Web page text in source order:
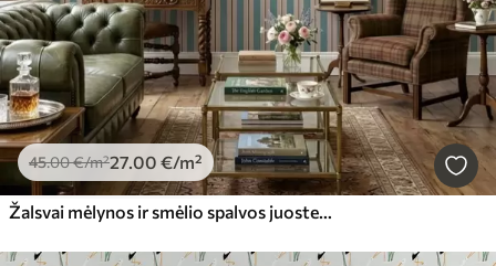
45.00€/m²27.00 €/m²
Žalsvai mėlynos ir smėlio spalvos juostelės su tamsiomis detalėmis